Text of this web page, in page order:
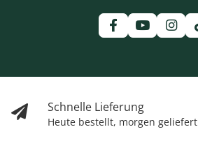
Schnelle Lieferung
Heute bestellt, morgen geliefert